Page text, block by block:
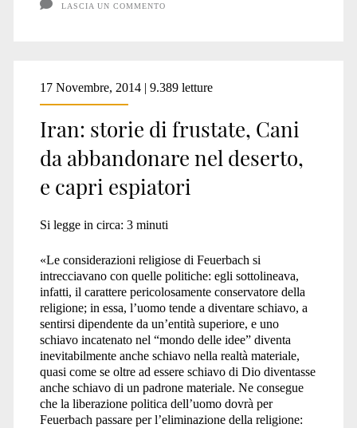
Singer
LASCIA UN COMMENTO
17 Novembre, 2014 | 9.389 letture
Iran: storie di frustate, Cani
da abbandonare nel deserto,
e capri espiatori
Si legge in circa: 3 minuti
«Le considerazioni religiose di Feuerbach si
intrecciavano con quelle politiche: egli sottolineava,
infatti, il carattere pericolosamente conservatore della
religione; in essa, l’uomo tende a diventare schiavo, a
sentirsi dipendente da un’entità superiore, e uno
schiavo incatenato nel “mondo delle idee” diventa
inevitabilmente anche schiavo nella realtà materiale,
quasi come se oltre ad essere schiavo di Dio diventasse
anche schiavo di un padrone materiale. Ne consegue
che la liberazione politica dell’uomo dovrà per
Feuerbach passare per l’eliminazione della religione: